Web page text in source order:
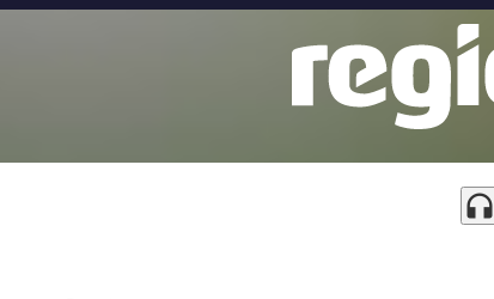
headphones